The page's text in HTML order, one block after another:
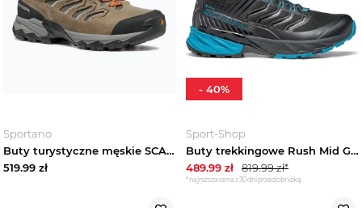
Sportano
Buty turystyczne męskie SCARPAMoraine GTX fossil brown
519.99 zł
Sport-Shop
Buty trekkingowe Rush Mid GTX Scarpa Czarny
489.99 zł 819.99zł*
*najniższa cena z 30 dni przed obniżką
- 40%